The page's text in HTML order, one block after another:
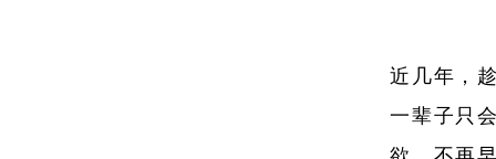
近几年，
一辈子只